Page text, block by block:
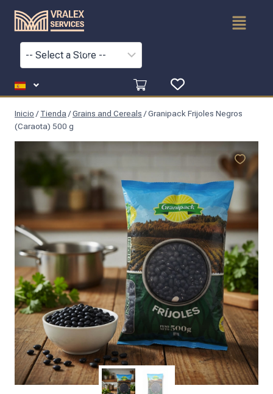
Inicio / Tienda/Grains and Cereals /Granipack Frijoles Negros
(Caraota) 500 g